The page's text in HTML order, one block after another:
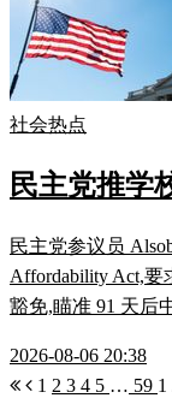
社会热点
民主党推学
民主党参议员
Affordability Act,
豁免,瞄准 91 天后
2026-08-06 20:38
1 2 3 4 5 … 59 1